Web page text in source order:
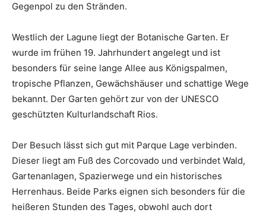
Gegenpol zu den Stränden.
Westlich der Lagune liegt der Botanische Garten. Er
wurde im frühen 19. Jahrhundert angelegt und ist
besonders für seine lange Allee aus Königspalmen,
tropische Pflanzen, Gewächshäuser und schattige Wege
bekannt. Der Garten gehört zur von der UNESCO
geschützten Kulturlandschaft Rios.
Der Besuch lässt sich gut mit Parque Lage verbinden.
Dieser liegt am Fuß des Corcovado und verbindet Wald,
Gartenanlagen, Spazierwege und ein historisches
Herrenhaus. Beide Parks eignen sich besonders für die
heißeren Stunden des Tages, obwohl auch dort